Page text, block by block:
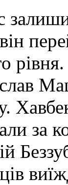
за